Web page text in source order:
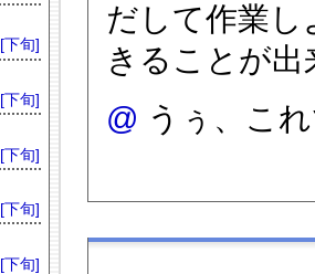
だして作業
きることが
@ うぅ、こ
[下旬]
[下旬]
[下旬]
[下旬]
[下旬]